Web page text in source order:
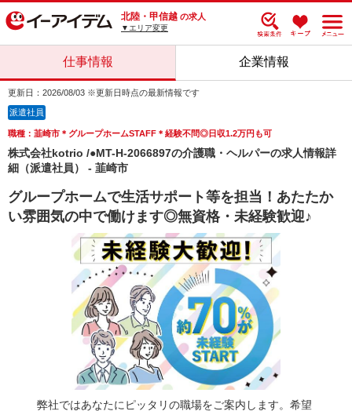
北陸・甲信越 の求人
▼エリア変更
仕事情報 企業情報
更新日：2026/08/03 ※更新日時点の最新情報です
派遣社員
職種：韮崎市＊グループホームSTAFF＊経験不問◎日収1.2万円も可
株式会社kotrio /●MT-H-2066897の介護職・ヘルパーの求人情報詳
細（派遣社員） - 韮崎市
グループホームで生活サポート等を担当！あたたか
い雰囲気の中で働けます◎無資格・未経験歓迎♪
弊社ではあなたにピッタリの職場をご案内します。希望